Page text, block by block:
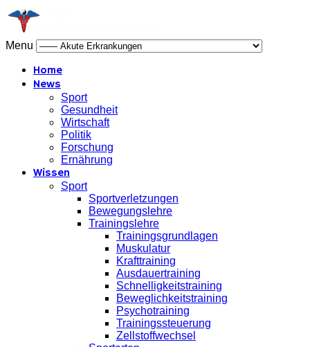
Menu
Home
News
Sport
Gesundheit
Wirtschaft
Politik
Forschung
Ernährung
Wissen
Sport
Sportverletzungen
Bewegungslehre
Trainingslehre
Trainingsgrundlagen
Muskulatur
Krafttraining
Ausdauertraining
Schnelligkeitstraining
Beweglichkeitstraining
Psychotraining
Trainingssteuerung
Zellstoffwechsel